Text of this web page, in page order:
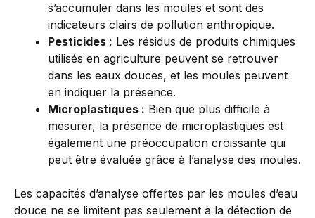
s’accumuler dans les moules et sont des
indicateurs clairs de pollution anthropique.
Pesticides : Les résidus de produits chimiques
utilisés en agriculture peuvent se retrouver
dans les eaux douces, et les moules peuvent
en indiquer la présence.
Microplastiques : Bien que plus difficile à
mesurer, la présence de microplastiques est
également une préoccupation croissante qui
peut être évaluée grâce à l’analyse des moules.
Les capacités d’analyse offertes par les moules d’eau
douce ne se limitent pas seulement à la détection de